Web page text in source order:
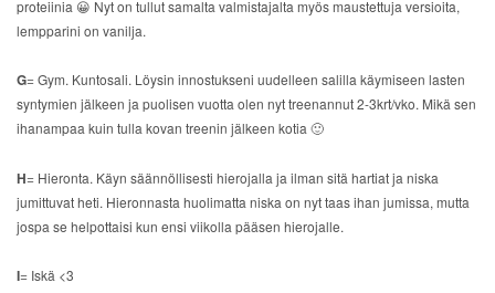
proteiinia 😀 Nyt on tullut samalta valmistajalta myös maustettuja versioita,
lempparini on vanilja.
G= Gym. Kuntosali. Löysin innostukseni uudelleen salilla käymiseen lasten
syntymien jälkeen ja puolisen vuotta olen nyt treenannut 2-3krt/vko. Mikä sen
ihanampaa kuin tulla kovan treenin jälkeen kotia 🙂
H= Hieronta. Käyn säännöllisesti hierojalla ja ilman sitä hartiat ja niska
jumittuvat heti. Hieronnasta huolimatta niska on nyt taas ihan jumissa, mutta
jospa se helpottaisi kun ensi viikolla pääsen hierojalle.
I= Iskä <3